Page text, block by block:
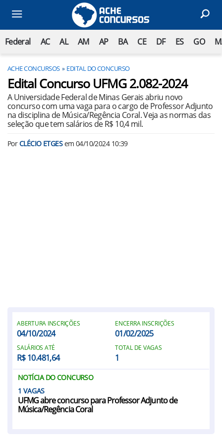
Federal AC AL AM AP BA CE DF ES GO
ACHE CONCURSOS EDITAL DO CONCURSO
Edital Concurso UFMG 2.082-2024
A Universidade Federal de Minas Gerais abriu novo
concurso com uma vaga para o cargo de Professor Adjunto
na disciplina de Música/Regência Coral. Veja as normas das
seleção que tem salários de R$ 10,4 mil.
PorCLÉCIO ETGESem 04/10/2024 10:39
ABERTURA INSCRIÇÕES
04/10/2024
ENCERRA INSCRIÇÕES
01/02/2025
SALÁRIOS ATÉ
R$ 10.481,64
TOTAL DE VAGAS
1
NOTÍCIA DO CONCURSO
1
UFMG abre concurso para Professor Adjunto de
Música/Regência Coral